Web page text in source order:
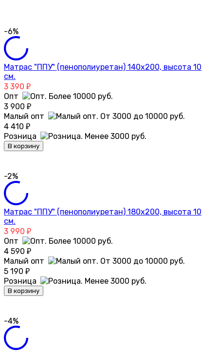
-6%
Матрас "ППУ" (пенополиуретан) 140х200, высота 10
см.
3 390 ₽
Опт
3 900 ₽
Малый опт
4 410 ₽
Розница
В корзину
-2%
Матрас "ППУ" (пенополиуретан) 180х200, высота 10
см.
3 990 ₽
Опт
4 590 ₽
Малый опт
5 190 ₽
Розница
В корзину
-4%